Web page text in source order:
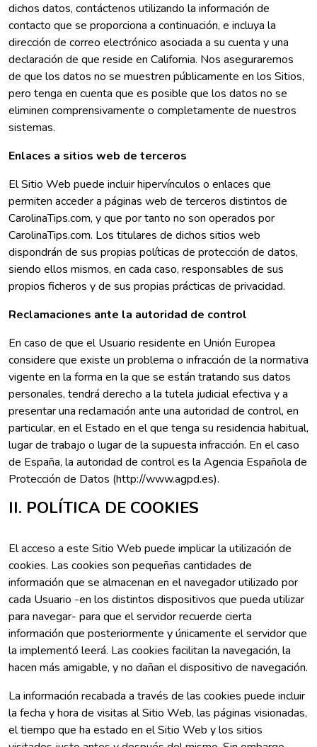
dichos datos, contáctenos utilizando la información de
contacto que se proporciona a continuación, e incluya la
dirección de correo electrónico asociada a su cuenta y una
declaración de que reside en California. Nos aseguraremos
de que los datos no se muestren públicamente en los Sitios,
pero tenga en cuenta que es posible que los datos no se
eliminen comprensivamente o completamente de nuestros
sistemas.
Enlaces a sitios web de terceros
El Sitio Web puede incluir hipervínculos o enlaces que
permiten acceder a páginas web de terceros distintos de
CarolinaTips.com, y que por tanto no son operados por
CarolinaTips.com. Los titulares de dichos sitios web
dispondrán de sus propias políticas de protección de datos,
siendo ellos mismos, en cada caso, responsables de sus
propios ficheros y de sus propias prácticas de privacidad.
Reclamaciones ante la autoridad de control
En caso de que el Usuario residente en Unión Europea
considere que existe un problema o infracción de la normativa
vigente en la forma en la que se están tratando sus datos
personales, tendrá derecho a la tutela judicial efectiva y a
presentar una reclamación ante una autoridad de control, en
particular, en el Estado en el que tenga su residencia habitual,
lugar de trabajo o lugar de la supuesta infracción. En el caso
de España, la autoridad de control es la Agencia Española de
Protección de Datos (http://www.agpd.es).
II. POLÍTICA DE COOKIES
El acceso a este Sitio Web puede implicar la utilización de
cookies. Las cookies son pequeñas cantidades de
información que se almacenan en el navegador utilizado por
cada Usuario -en los distintos dispositivos que pueda utilizar
para navegar- para que el servidor recuerde cierta
información que posteriormente y únicamente el servidor que
la implementó leerá. Las cookies facilitan la navegación, la
hacen más amigable, y no dañan el dispositivo de navegación.
La información recabada a través de las cookies puede incluir
la fecha y hora de visitas al Sitio Web, las páginas visionadas,
el tiempo que ha estado en el Sitio Web y los sitios